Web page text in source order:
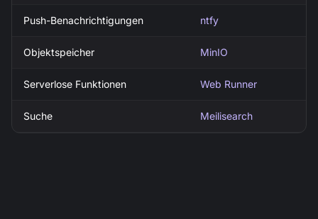
Push-Benachrichtigungen ntfy
Objektspeicher MinIO
Serverlose Funktionen Web Runner
Suche Meilisearch